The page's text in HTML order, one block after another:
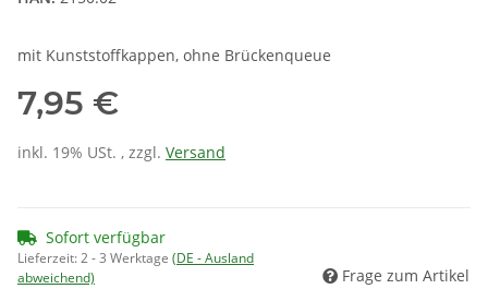
mit Kunststoffkappen, ohne Brückenqueue
7,95 €
inkl. 19% USt. , zzgl. Versand
Sofort verfügbar
Lieferzeit:2 - 3 Werktage (DE - Ausland
abweichend)
Frage zum Artikel